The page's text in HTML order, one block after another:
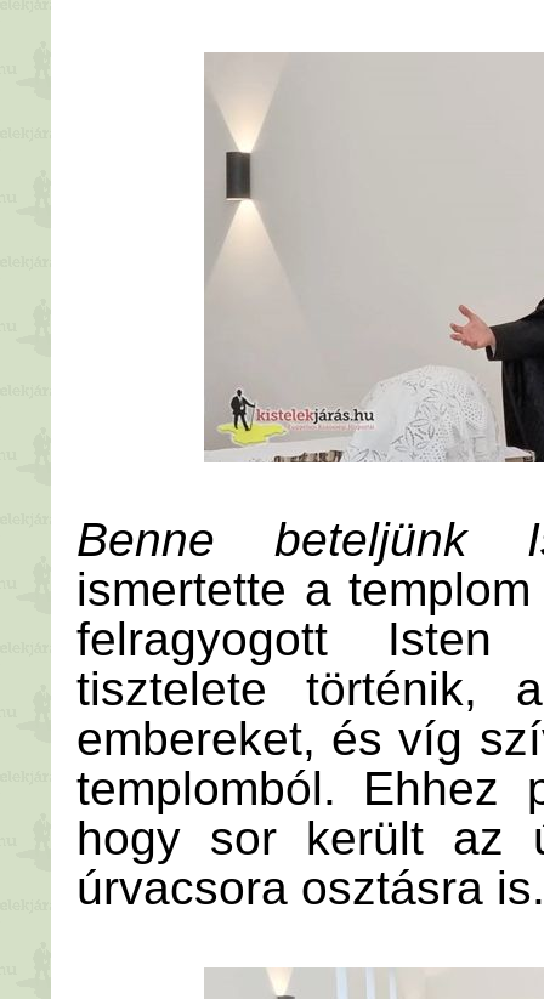
Benne beteljünk
ismertette a
felragyogott
tisztelete történik,
embereket, és víg
templomból. Ehhez
hogy sor került az
úrvacsora osztásra is.